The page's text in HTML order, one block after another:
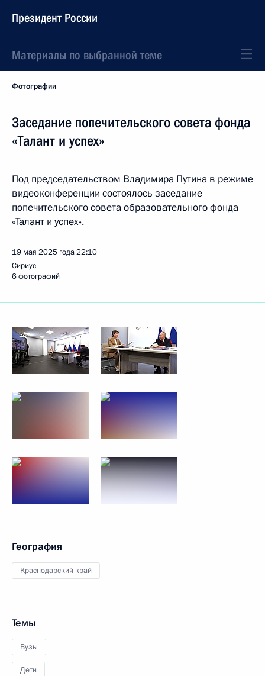
Президент России
Материалы по выбранной теме
Фотографии
Заседание попечительского совета фонда
«Талант и успех»
Под председательством Владимира Путина в режиме
видеоконференции состоялось заседание
попечительского совета образовательного фонда
«Талант и успех».
19 мая 2025 года22:10
Сириус
6 фотографий
География
Краснодарский край
Темы
Вузы
Дети